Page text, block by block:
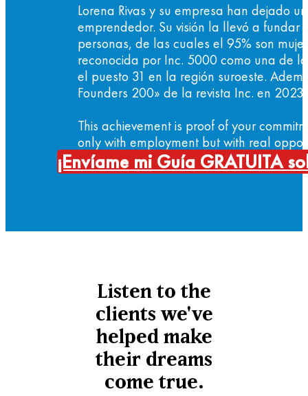
Lorena Rivas y su empresa han dejado
emprendedor. Su visión la llevó a
personas, de las cuales el 95% son
reconocida por Inc. 5000 como una de
el puesto 31 en la región suroeste.
Founders 200» de la revista Inc. en 2023.
This achievement is proof of your
only with employment but with real
¡Envíame mi Guía GRATUITA
Listen to the
clients we've
helped make
their dreams
come true.